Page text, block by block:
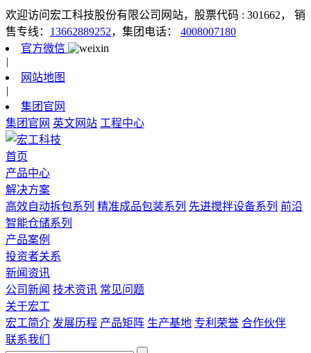
欢迎访问宏工科技股份有限公司网站，股票代码 : 301662，
销
售专线： 13662889252，集团电话： 4008007180
官方微信
|
网站地图
|
集团官网
集团官网 英文网站 工程中心
首页
产品中心
解决方案
高效自动拆包系列 精准成品包装系列 先进搅拌设备系列 前沿
智能仓储系列
产品案例
投资者关系
新闻资讯
公司新闻 技术资讯 常见问题
关于宏工
宏工简介 发展历程 产品矩阵 生产基地 专利荣誉 合作伙伴
联系我们